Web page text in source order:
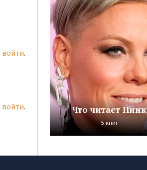
войти.
войти. Что читает Пинк
5 книг